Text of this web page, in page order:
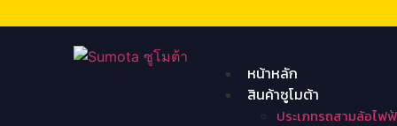
หน้าหลัก
สินค้าซูโมต้า
ประเภทรถสามล้อไฟ